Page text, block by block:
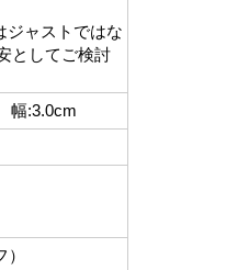
ジャストではな
としてご検討
:3.0cm